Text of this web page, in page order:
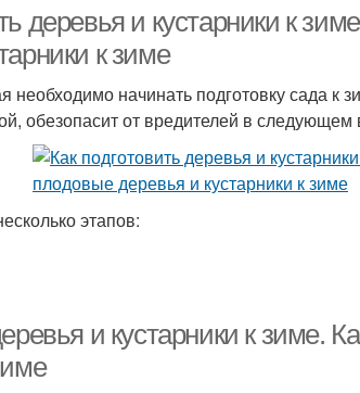
деревья и кустарники к
к зиме
необходимо начинать подготовку сада к
обезопасит от вредителей в следующем
этапов:
и кустарники к зиме.